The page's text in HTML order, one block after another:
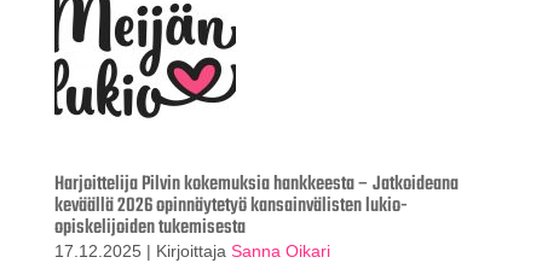
Harjoittelija Pilvin kokemuksia hankkeesta – Jatkoideana
keväällä 2026 opinnäytetyö kansainvälisten lukio-
opiskelijoiden tukemisesta
17.12.2025 | Kirjoittaja Sanna Oikari